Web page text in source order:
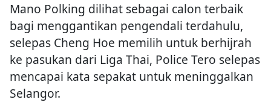
Mano Polking dilihat sebagai calon terbaik
bagi menggantikan pengendali terdahulu,
selepas Cheng Hoe memilih untuk berhijrah
ke pasukan dari Liga Thai, Police Tero selepas
mencapai kata sepakat untuk meninggalkan
Selangor.